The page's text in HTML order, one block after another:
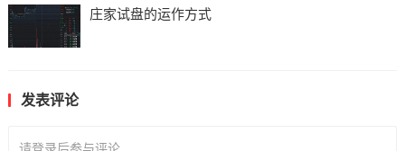
庄家试盘的运作方式
发表评论
请登录后参与评论...